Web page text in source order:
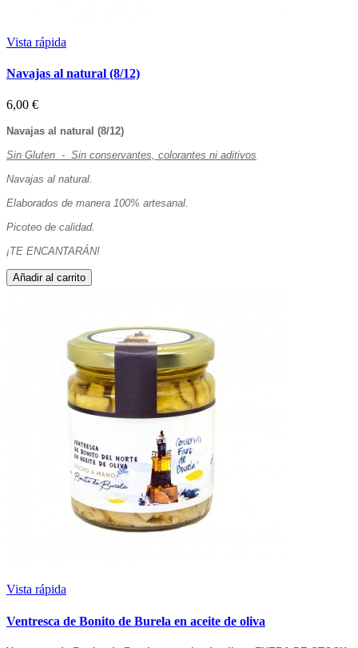
Vista rápida
Navajas al natural (8/12)
6,00 €
Navajas al natural (8/12)
Sin Gluten - Sin conservantes, colorantes ni aditivos
Navajas al natural.
Elaborados de manera 100% artesanal.
Picoteo de calidad.
¡TE ENCANTARÁN!
Añadir al carrito
Vista rápida
Ventresca de Bonito de Burela en aceite de oliva